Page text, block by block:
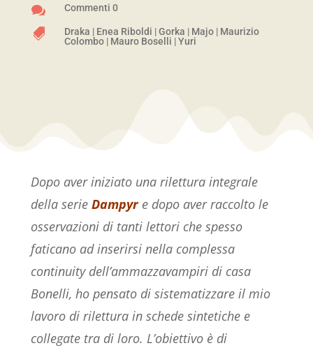
 Commenti 0
 Draka | Enea Riboldi |Gorka | Majo| Maurizio
Colombo| Mauro Boselli |Yuri
Dopo aver iniziato una rilettura integrale
della serie Dampyre dopo aver raccolto le
osservazioni di tanti lettori che spesso
faticano ad inserirsi nella complessa
continuity dell’ammazzavampiri di casa
Bonelli, ho pensato di sistematizzare il mio
lavoro di rilettura in schede sintetiche e
collegate tra di loro. L’obiettivo è di